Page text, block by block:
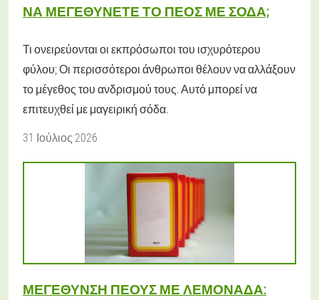
ΝΑ ΜΕΓΕΘΎΝΕΤΕ ΤΟ ΠΈΟΣ ΜΕ ΣΌΔΑ;
Τι ονειρεύονται οι εκπρόσωποι του ισχυρότερου
φύλου; Οι περισσότεροι άνθρωποι θέλουν να αλλάξουν
το μέγεθος του ανδρισμού τους. Αυτό μπορεί να
επιτευχθεί με μαγειρική σόδα.
31 Ιούλιος 2026
ΜΕΓΈΘΥΝΣΗ ΠΈΟΥΣ ΜΕ ΛΕΜΟΝΆΔΑ: